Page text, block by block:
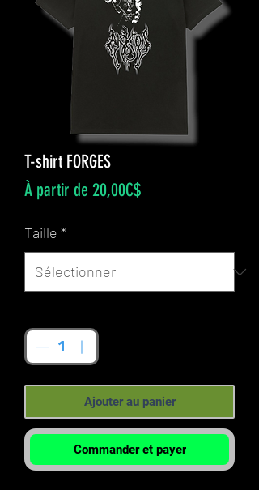
T-shirt FORGES
À partir de 20,00C$Prix
Taille *
Ajouter au panier
Commander et payer